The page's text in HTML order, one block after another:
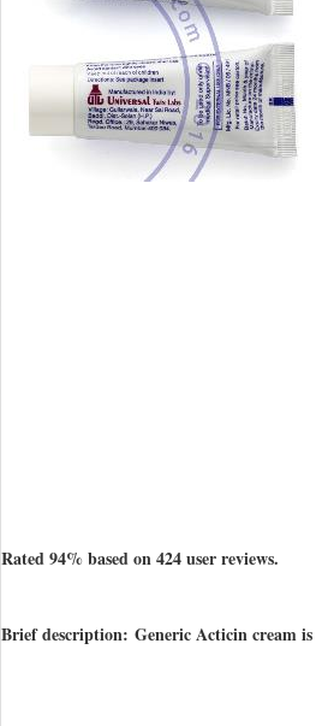
Rated94%based on424user reviews.
Brief description: Generic Acticin cream is